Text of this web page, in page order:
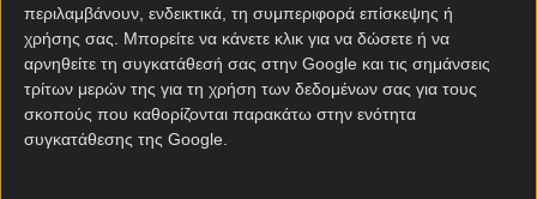
περιλαμβάνουν, ενδεικτικά, τη συμπεριφορά επίσκεψης ή
χρήσης σας. Μπορείτε να κάνετε κλικ για να δώσετε ή να
αρνηθείτε τη συγκατάθεσή σας στην Google και τις σημάνσεις
τρίτων μερών της για τη χρήση των δεδομένων σας για τους
σκοπούς που καθορίζονται παρακάτω στην ενότητα
συγκατάθεσης της Google.
Από την άλλη η Ουέσκα είναι η χειρότερη εκτός
έδρας ομάδα της κατηγορίας με 15 ήττες σε 19
αγώνες και μόλις οκτώ βαθμούς στο σύνολο!
Επιπλέον, η ομάδα της Αραγονίας προέρχεται κι
αυτή από ένα σερί τριών ηττών, ενώ με την εικόνα